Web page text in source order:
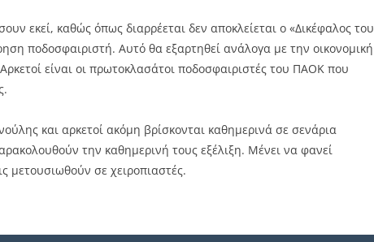
εκεί, καθώς όπως διαρρέεται δεν αποκλείεται ο «Δικέφαλος του
ποδοσφαιριστή. Αυτό θα εξαρτηθεί ανάλογα με την οικονομική
είναι οι πρωτοκλασάτοι ποδοσφαιριστές του ΠΑΟΚ που
και αρκετοί ακόμη βρίσκονται καθημερινά σε σενάρια
την καθημερινή τους εξέλιξη. Μένει να φανεί
μετουσιωθούν σε χειροπιαστές.